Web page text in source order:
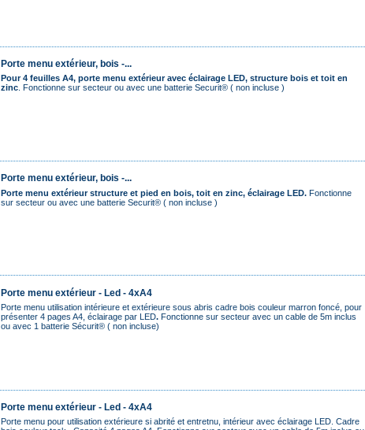
Porte menu extérieur, bois -...
Pour 4 feuilles A4, porte menu extérieur avec éclairage LED, structure bois et toit en
zinc. Fonctionne sur secteur ou avec une batterie Securit® ( non incluse )
Porte menu extérieur, bois -...
Porte menu extérieurstructure et pied en bois, toit en zinc, éclairage LED.Fonctionne
sur secteur ou avec une batterie Securit® ( non incluse )
Porte menu extérieur - Led - 4xA4
Porte menu utilisation intérieure et extérieure sous abris cadre bois couleur marron foncé, pour
présenter 4 pages A4, éclairage par LED.Fonctionne sur secteur avec un cable de 5m inclus
ou avec 1 batterie Sécurit® ( non incluse)
Porte menu extérieur - Led - 4xA4
Porte menu pour utilisation extérieure si abrité et entretnu, intérieur avec éclairage LED. Cadre